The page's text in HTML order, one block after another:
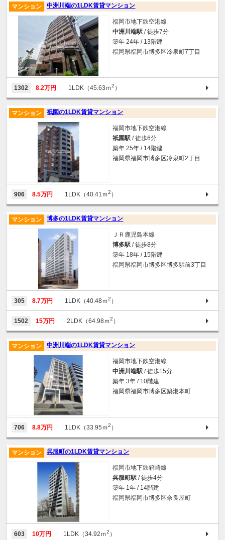
中洲川端の1LDK賃貸マンション
マンション
福岡市地下鉄空港線
中洲川端駅 / 徒歩7分
築年 24年 / 13階建
福岡県福岡市博多区冷泉町7丁目
1302 8.2万円 1LDK（45.63ｍ2 ）
祇園の1LDK賃貸マンション
マンション
福岡市地下鉄空港線
祇園駅 / 徒歩6分
築年 25年 / 14階建
福岡県福岡市博多区冷泉町2丁目
906 8.5万円 1LDK（40.41ｍ2 ）
博多の1LDK賃貸マンション
マンション
ＪＲ鹿児島本線
博多駅 / 徒歩8分
築年 18年 / 15階建
福岡県福岡市博多区博多駅前3丁目
305 8.7万円 1LDK（40.48ｍ2 ）
1502 15万円 2LDK（64.98ｍ2 ）
中洲川端の1LDK賃貸マンション
マンション
福岡市地下鉄空港線
中洲川端駅 / 徒歩15分
築年 3年 / 10階建
福岡県福岡市博多区築港本町
706 8.8万円 1LDK（33.95ｍ2 ）
呉服町の1LDK賃貸マンション
マンション
福岡市地下鉄箱崎線
呉服町駅 / 徒歩4分
築年 1年 / 14階建
福岡県福岡市博多区奈良屋町
603 10万円 1LDK（34.92ｍ2 ）